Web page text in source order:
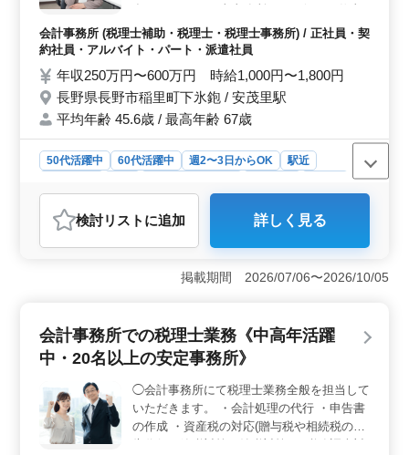
均年齢45.6歳の職場で、経験豊富な仲間と共に働けま
す。気になる点はお気軽にお問い合わせください。
を行うのではなく、メンバー同士のコミュニ
ケーションを大切に、チームで業務を行って
ある方 ・知識、経験のある50代,60代歓迎
・税理士有資格者・公認会計士有資格者優遇
致 【お任せする業務】 ◎年末調整作業 ◎会
計データ入力業務 ◎決算書作成業務 ◎法人
税・資産税などの税務申告書作成業務 【待
遇】 専門的な知識が必要な業務となってお
りますので、 待遇は、今までのご経験を考
慮させていただき、ご相談の上で決定させて
頂きます。
会計事務所 (税理士補助・税理士・税理士事務所) / 正社員・契
約社員・アルバイト・パート・派遣社員
年収250万円〜600万円 時給1,000円〜1,800円
長野県長野市稲里町下氷鉋 / 安茂里駅
平均年齢 45.6歳 / 最高年齢 67歳
50代活躍中 60代活躍中 週2〜3日からOK
駅近
アルバイト・パート
おすすめポイント
＜中高年の経験者歓迎＞ 50代や60代の方々が多く活躍
しており、経験や知識を生かした働き方ができます。安
心してキャリアを続けられる環境です。 ＜活気ある
す。活気溢れる職場で共に働きませんか？ ＜残業少
なめの働き方＞ ワークライフバランスを重視し、残業
立が叶います。
検討リスト に追加 詳しく見る
掲載期間 2026/07/06〜2026/10/05
会計事務所での税理士業務《中高年活躍
中・20名以上の安定事務所》
◯会計事務所にて税理士業務全般を担当して
いただきます。 ・会計処理の代行 ・申告書
の作成 ・資産税の対応(贈与税や相続税の申